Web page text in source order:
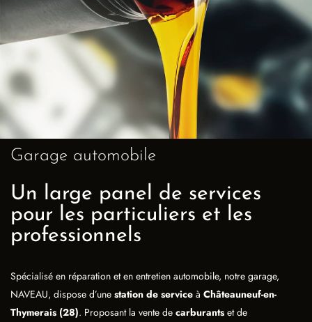
Garage automobile
Un large panel de services
pour les particuliers et les
professionnels
Spécialisé en réparation et en entretien automobile, notre garage,
NAVEAU, dispose d’une station de service à Châteauneuf-en-
Thymerais (28). Proposant la vente de carburants et de